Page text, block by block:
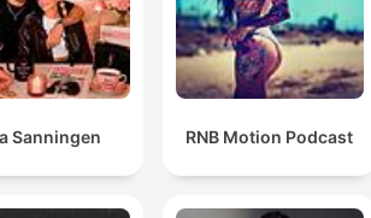
Sanningen RNB Motion Podcast